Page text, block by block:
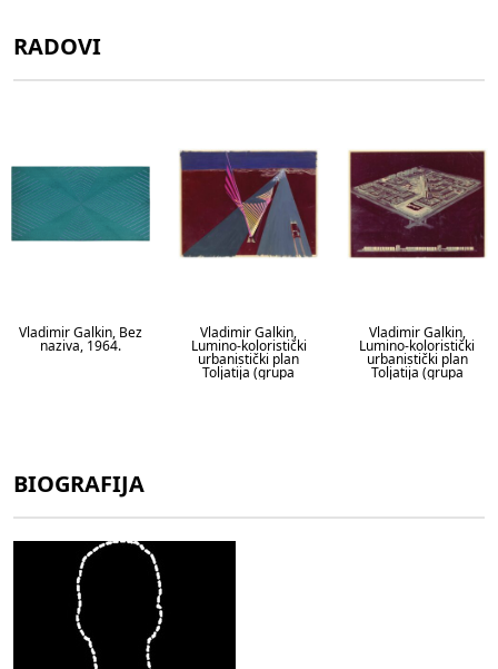
RADOVI
Vladimir Galkin, Bez
naziva, 1964.
Vladimir Galkin,
Lumino-koloristički
urbanistički plan
Toljatija (grupa
"Svijet"), 1969.
Vladimir Galkin,
Lumino-koloristički
urbanistički plan
Toljatija (grupa
"Svijet"), 1969.
BIOGRAFIJA